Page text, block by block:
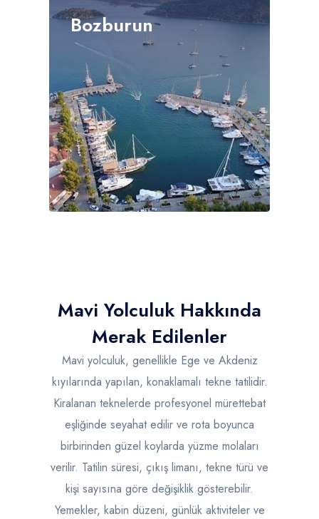
Bozburun
Mavi Yolculuk Hakkında
Merak Edilenler
Mavi yolculuk, genellikle Ege ve Akdeniz
kıyılarında yapılan, konaklamalı tekne tatilidir.
Kiralanan teknelerde profesyonel mürettebat
eşliğinde seyahat edilir ve rota boyunca
birbirinden güzel koylarda yüzme molaları
verilir. Tatilin süresi, çıkış limanı, tekne türü ve
kişi sayısına göre değişiklik gösterebilir.
Yemekler, kabin düzeni, günlük aktiviteler ve